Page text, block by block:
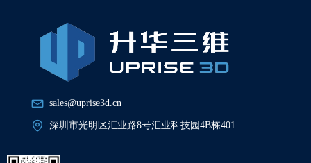
sales@uprise3d.cn
深圳市光明区汇业路8号汇业科技园4B栋401